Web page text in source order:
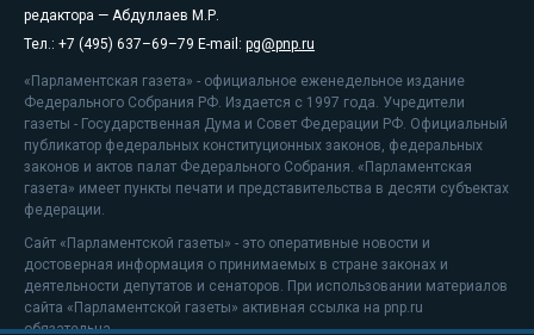
редактора — Абдуллаев М.Р.
Тел.: +7 (495) 637–69–79 E-mail: pg@pnp.ru
«Парламентская газета» - официальное еженедельное издание
Федерального Собрания РФ. Издается с 1997 года. Учредители
газеты - Государственная Дума и Совет Федерации РФ. Официальный
публикатор федеральных конституционных законов, федеральных
законов и актов палат Федерального Собрания. «Парламентская
газета» имеет пункты печати и представительства в десяти субъектах
федерации.
Сайт «Парламентской газеты» - это оперативные новости и
достоверная информация о принимаемых в стране законах и
деятельности депутатов и сенаторов. При использовании материалов
сайта «Парламентской газеты» активная ссылка на pnp.ru
обязательна.